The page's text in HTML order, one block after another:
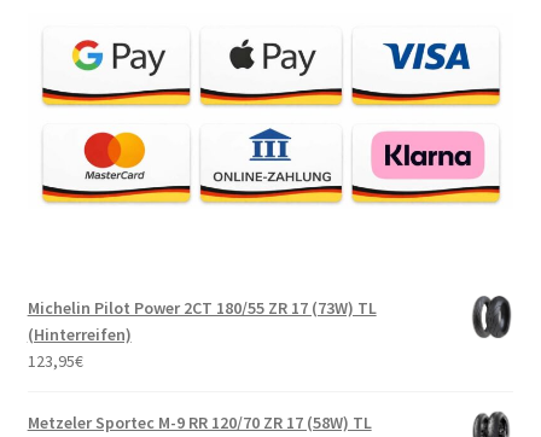
Michelin Pilot Power 2CT 180/55 ZR 17 (73W) TL
(Hinterreifen)
123,95€
Metzeler Sportec M-9 RR 120/70 ZR 17 (58W) TL